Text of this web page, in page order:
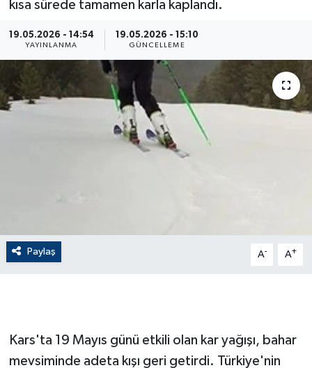
kısa sürede tamamen karla kaplandı.
19.05.2026 - 14:54
YAYINLANMA
19.05.2026 - 15:10
GÜNCELLEME
Paylaş A- A+
Kars'ta 19 Mayıs günü etkili olan kar yağışı, bahar
mevsiminde adeta kışı geri getirdi. Türkiye'nin
Dış Haberler
Dünya
EĞİTİM
Gayrimenkul
Güvenlik